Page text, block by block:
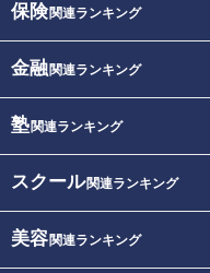
保険関連ランキング
金融関連ランキング
塾関連ランキング
スクール関連ランキング
美容関連ランキング